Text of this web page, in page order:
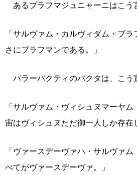
あるブラフマジュニャーニはこう
「サルヴァム・カルヴィダム・ブ
さにブラフマンである。」
パラーバクティのバクタは、こう
「サルヴァム・ヴィシュヌマーヤ
宙はヴィシュヌただ御一人しか存在
「ヴァースデーヴァハ・サルヴァ
べてがヴァースデーヴァ。」